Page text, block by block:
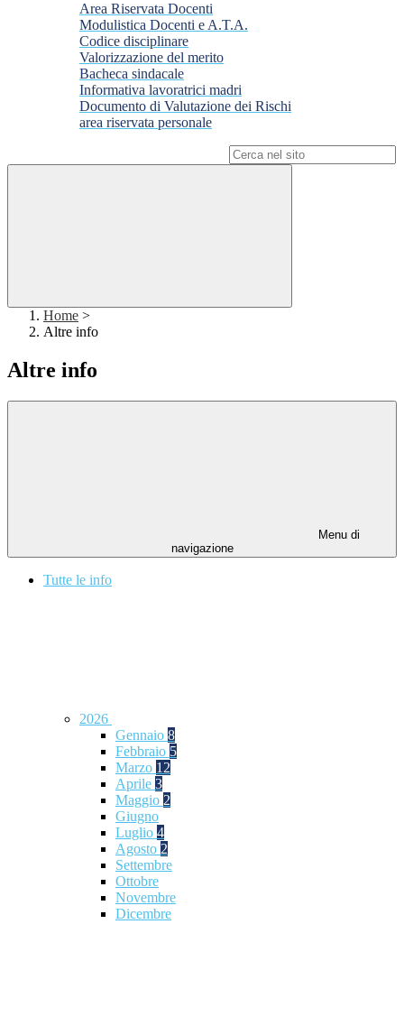
Area Riservata Docenti
Modulistica Docenti e A.T.A.
Codice disciplinare
Valorizzazione del merito
Bacheca sindacale
Informativa lavoratrici madri
Documento di Valutazione dei Rischi
area riservata personale
Home >
Altre info
Altre info
Menu di
navigazione
Tutte le info
2026
Gennaio 8
Febbraio 5
Marzo 12
Aprile 3
Maggio 2
Giugno
Luglio 4
Agosto 2
Settembre
Ottobre
Novembre
Dicembre